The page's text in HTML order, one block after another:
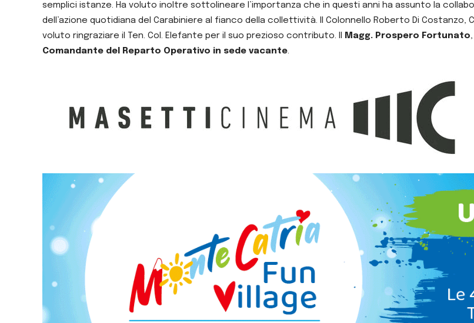
semplici istanze. Ha voluto inoltre sottolineare l’importanza che in questi anni ha assunto la
dell’azione quotidiana del Carabiniere al fianco della collettività. Il Colonnello Roberto Di
voluto ringraziare il Ten. Col. Elefante per il suo prezioso contributo. Il
Magg. Prospero Fortunato
Comandante del Reparto Operativo in sede vacante.